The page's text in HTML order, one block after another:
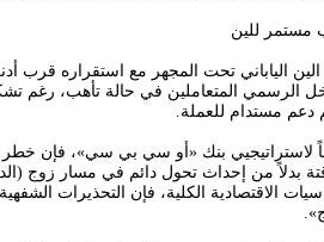
مستمر للين
الرسمي المتعاملين في حالة تأهب،
دعم مستدام للعملة.
لاستراتيجيي بنك «أو سي بي سي»، فإن خطر
بدلاً من إحداث تحول دائم في مسار زوج
الاقتصادية الكلية، فإن التحذيرات